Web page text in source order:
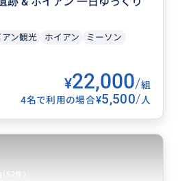
アン観光 ホイアン ミーソン
¥22,000/組
4名で利用の場合¥5,500/人
(52件)